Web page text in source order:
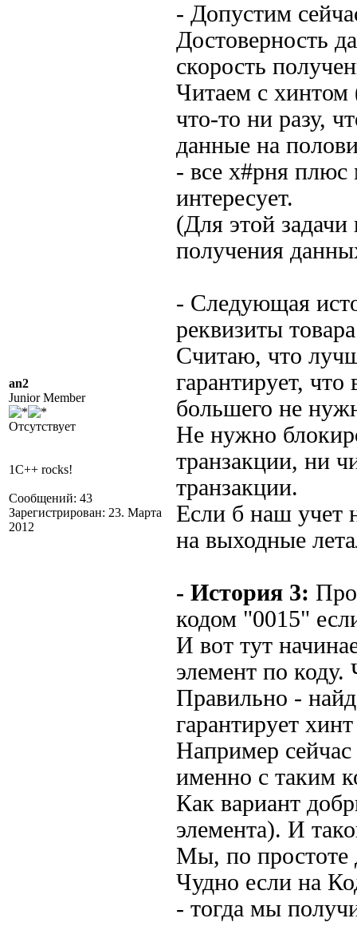
an2
Junior Member
Отсутствует
1C++ rocks!
Сообщений: 43
Зарегистрирован: 23. Марта
2012
- Допустим
Достоверность
скорость
Читаем с
что-то ни разу,
данные на
- все х#рня
интересует.
(Для этой задачи
получения
- Следующая
реквизиты
Считаю, что
гарантирует,
большего не
Не нужно
транзакции, ни
транзакции.
Если б наш учет
на выходные
- История 3:
кодом "0015"
И вот тут
элемент по коду.
Правильно -
гарантирует
Например сейчас
именно с таким
Как вариант
элемента). И
Мы, по простоте
Чудно если на
- тогда мы